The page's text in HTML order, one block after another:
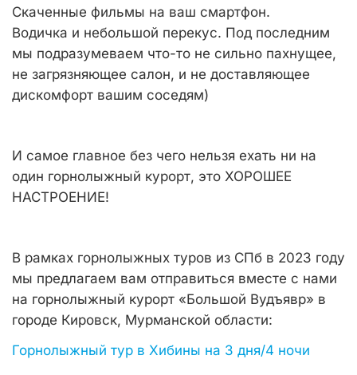
Скаченные фильмы на ваш смартфон.
Водичка и небольшой перекус. Под последним
мы подразумеваем что-то не сильно пахнущее,
не загрязняющее салон, и не доставляющее
дискомфорт вашим соседям)
И самое главное без чего нельзя ехать ни на
один горнолыжный курорт, это ХОРОШЕЕ
НАСТРОЕНИЕ!
В рамках горнолыжных туров из СПб в 2023 году
мы предлагаем вам отправиться вместе с нами
на горнолыжный курорт «Большой Вудъявр» в
городе Кировск, Мурманской области:
Горнолыжный тур в Хибины на 3 дня/4 ночи